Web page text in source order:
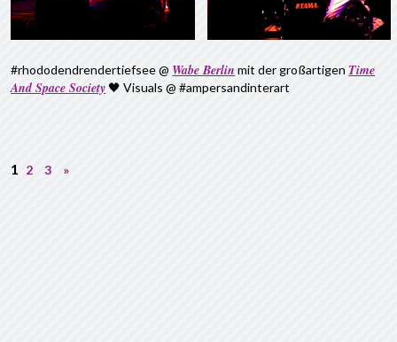
#rhododendrendertiefsee @ Wabe Berlin mit der großartigen Time
And Space Society🖤 Visuals @ #ampersandinterart
1 2 3 »